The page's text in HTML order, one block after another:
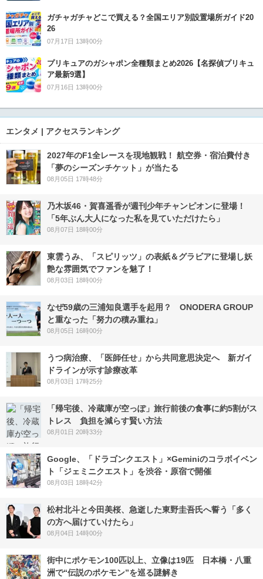
ガチャガチャどこで買える？全国エリア別設置場所ガイド20
26
07月17日 13時00分
プリキュアのガシャポン全種類まとめ2026【名探偵プリキュ
ア最新9選】
07月16日 13時00分
エンタメ | アクセスランキング
2027年のF1全レースを現地観戦！ 航空券・宿泊費付き
「夢のシーズンチケット」が当たる
08月05日 17時48分
乃木坂46・賀喜遥香が週刊少年チャンピオンに登場！
「5年ぶん大人になった私を見ていただけたら」
08月07日 18時00分
東雲うみ、「スピリッツ」の表紙＆グラビアに登場し妖
艶な雰囲気でファンを魅了！
08月03日 18時00分
なぜ59歳の三浦知良選手を起用？ ONODERA GROUP
と重なった「努力の積み重ね」
08月05日 16時00分
うつ病治療、「医師任せ」から共同意思決定へ 新ガイ
ドラインが示す診療改革
08月03日 17時25分
「帰宅後、冷蔵庫が空っぽ」旅行前後の食事に約5割がス
トレス 負担を減らす賢い方法
08月01日 20時33分
Google、「ドラゴンクエスト」×Geminiのコラボイベン
ト「ジェミニクエスト」を渋谷・原宿で開催
08月03日 18時42分
松村北斗と今田美桜、急逝した東野圭吾氏へ誓う「多く
の方へ届けていけたら」
08月04日 14時00分
街中にポケモン100匹以上、立像は19匹 日本橋・八重
洲で“伝説のポケモン”を巡る謎解き